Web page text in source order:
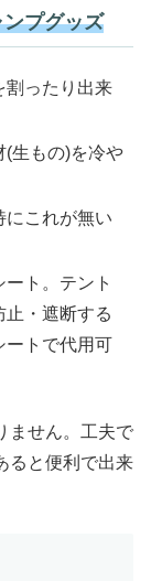
プグッズ
ったり出来
生もの)を冷や
これが無い
ト。テント
・遮断する
トで代用可
ません。工夫で
ると便利で出来